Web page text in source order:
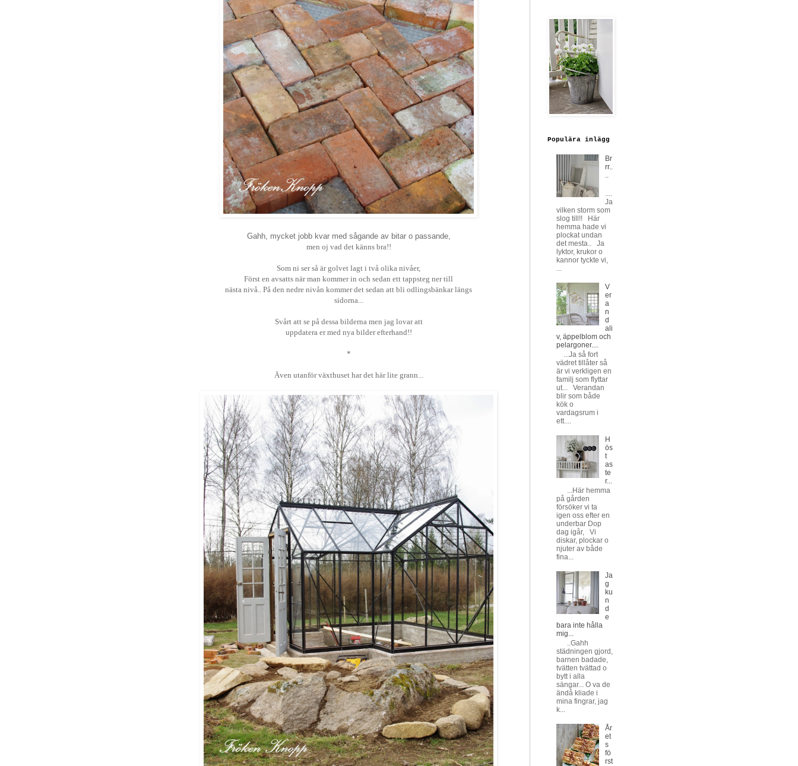
Gahh, mycket jobb kvar med sågande av bitar o passande,
men oj vad det känns bra!!
Som ni ser så är golvet lagt i två olika nivåer,
Först en avsatts när man kommer in och sedan ett tappsteg ner till
nästa nivå.. På den nedre nivån kommer det sedan att bli odlingsbänkar längs
sidorna...
Svårt att se på dessa bilderna men jag lovar att
uppdatera er med nya bilder efterhand!!
*
Även utanför växthuset har det här lite grann...
Populära inlägg
Br
rr..
..
Ja
vilken storm som
slog till!! Här
hemma hade vi
plockat undan
det mesta.. Ja
lyktor, krukor o
kannor tyckte vi,
V
er
a
n
d
ali
v, äppelblom och
pelargoner....
...Ja så fort
vädret tillåter så
är vi verkligen en
familj som flyttar
ut... Verandan
blir som både
kök o
vardagsrum i
ett....
H
ös
t
as
te
r...
...Här hemma
på gården
försöker vi ta
igen oss efter en
underbar Dop
dag igår, Vi
diskar, plockar o
njuter av både
fina...
Ja
g
ku
n
d
e
bara inte hålla
mig...
..Gahh
städningen gjord,
barnen badade,
tvätten tvättad o
bytt i alla
sängar... O va de
ändå kliade i
mina fingrar, jag
k...
År
et
s
fö
rst